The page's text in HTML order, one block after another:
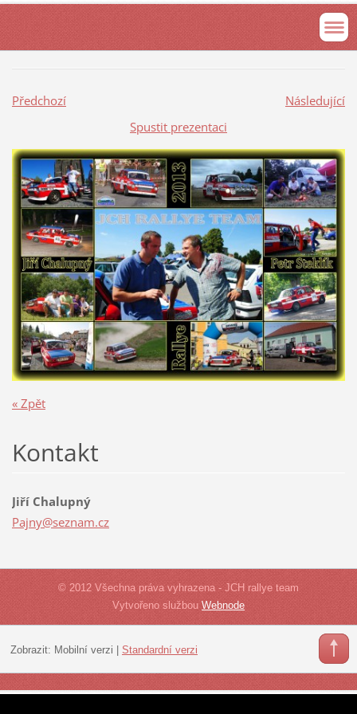
Předchozí
Následující
Spustit prezentaci
« Zpět
Kontakt
Jiří Chalupný
Pajny@seznam.cz
© 2012 Všechna práva vyhrazena - JCH rallye team
Vytvořeno službou Webnode
Zobrazit: Mobilní verzi | Standardní verzi